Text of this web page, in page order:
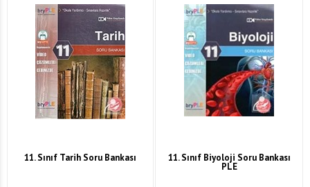
11. Sınıf Tarih Soru Bankası 11. Sınıf Biyoloji Soru Bankası
PLE